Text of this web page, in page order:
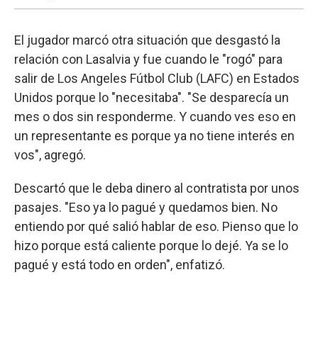
El jugador marcó otra situación que desgastó la
relación con Lasalvia y fue cuando le "rogó" para
salir de Los Angeles Fútbol Club (LAFC) en Estados
Unidos porque lo "necesitaba". "Se desparecía un
mes o dos sin responderme. Y cuando ves eso en
un representante es porque ya no tiene interés en
vos", agregó.
Descartó que le deba dinero al contratista por unos
pasajes. "Eso ya lo pagué y quedamos bien. No
entiendo por qué salió hablar de eso. Pienso que lo
hizo porque está caliente porque lo dejé. Ya se lo
pagué y está todo en orden", enfatizó.